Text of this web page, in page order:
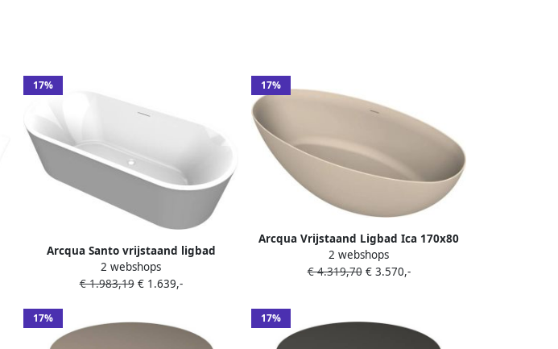
17%
Arcqua Santo vrijstaand ligbad
178x80cm acryl glans wit BAD108700
2 webshops
€ 1.983,19€ 1.639,-
17%
Arcqua Vrijstaand Ligbad Ica 170x80
Mat Zand
2 webshops
€ 4.319,70€ 3.570,-
17% 17%